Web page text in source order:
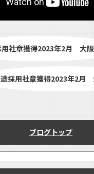
用社章獲得2023年2月 大
採用社章獲得2023年2月
ブログトップ